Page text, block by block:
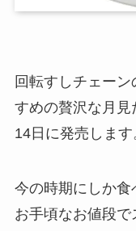
回転すしチェー
すめの贅沢な月見
14日に発売します
今の時期にしか
お手頃なお値段で